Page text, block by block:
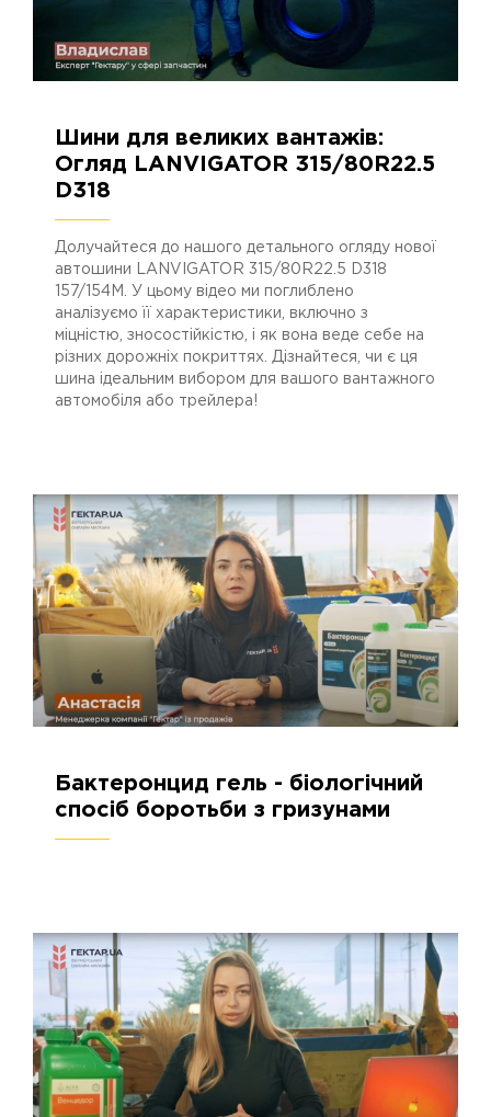
2915 04.01.2024
Шини для великих вантажів:
Огляд LANVIGATOR 315/80R22.5
D318
Долучайтеся до нашого детального огляду нової
автошини LANVIGATOR 315/80R22.5 D318
157/154М. У цьому відео ми поглиблено
аналізуємо її характеристики, включно з
міцністю, зносостійкістю, і як вона веде себе на
різних дорожніх покриттях. Дізнайтеся, чи є ця
шина ідеальним вибором для вашого вантажного
автомобіля або трейлера!
2792 08.11.2023
Бактеронцид гель - біологічний
спосіб боротьби з гризунами